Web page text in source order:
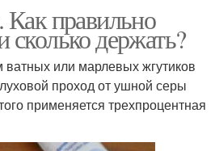
Как правильно
сколько держать?
или марлевых жгутиков
проход от ушной серы
применяется трехпроцентная